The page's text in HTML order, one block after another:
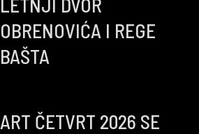
LETNJI DVOR
OBRENOVIĆA I REGE
BAŠTA
ART ČETVRT 2026 SE